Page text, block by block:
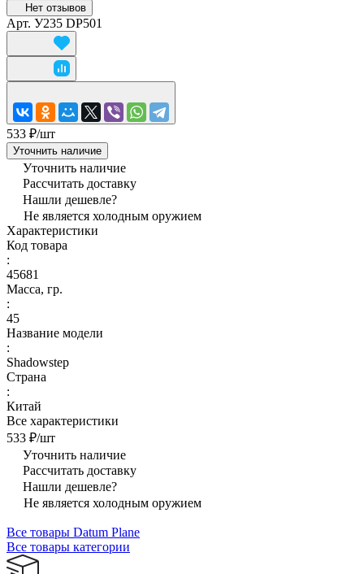
Нет отзывов
Арт. У235 DP501
533 ₽/шт
Уточнить наличие
Уточнить наличие
Рассчитать доставку
Нашли дешевле?
Не является холодным оружием
Характеристики
Код товара
:
45681
Масса, гр.
:
45
Название модели
:
Shadowstep
Страна
:
Китай
Все характеристики
533 ₽/шт
Уточнить наличие
Рассчитать доставку
Нашли дешевле?
Не является холодным оружием
Все товары Datum Plane
Все товары категории